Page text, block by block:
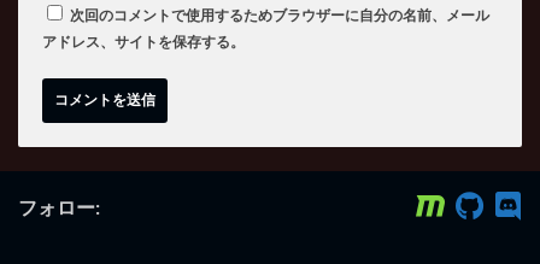
次回のコメントで使用するためブラウザーに自分の名前、メール
アドレス、サイトを保存する。
フォロー: